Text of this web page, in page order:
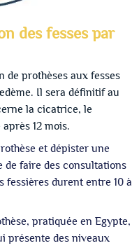
des fesses par
de prothèses aux fesses
Il sera définitif au
la cicatrice, le
12 mois.
et dépister une
de faire des consultations
fessières durent entre 10 à
pratiquée en Egypte,
présente des niveaux